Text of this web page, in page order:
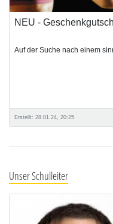
NEU -
Auf der Suche nach einem
Erstellt: 28.01.24, 20:25
Unser Schulleiter